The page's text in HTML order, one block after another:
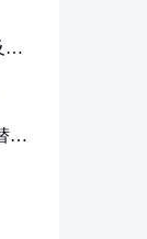
其
代